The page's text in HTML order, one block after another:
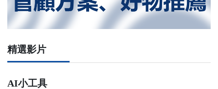
精選影片
AI小工具